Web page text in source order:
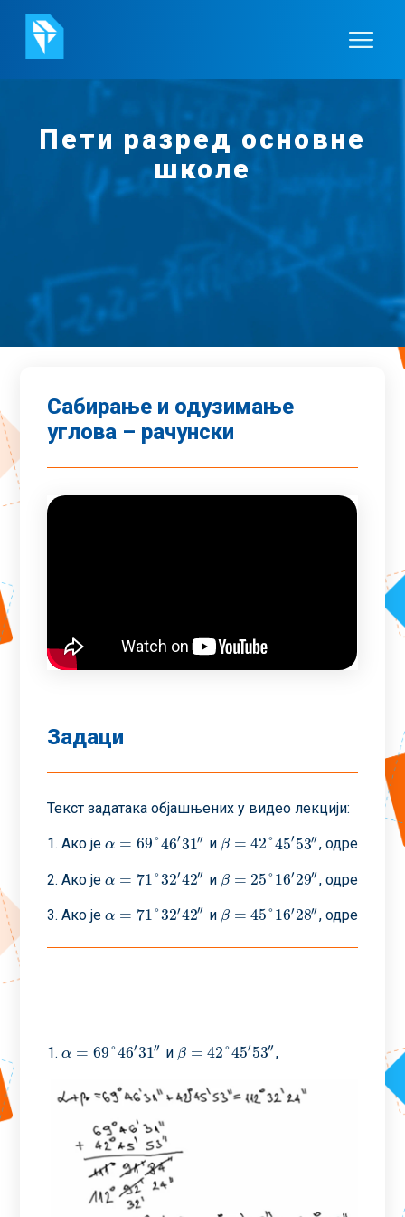
Пети разред основне
школе
Сабирање и одузимање
углова – рачунски
Задаци
Текст задатака објашњених у видео лекцији:
1. Ако јеα = 69˚46′31′′
α=69˚46′31″ и β = 42˚45′ 53′′
β=42˚45′53″ , одредити α
2. Ако јеα = 71˚32′42′′
α=71˚32′42″ и β = 25˚16′ 29′′
β=25˚16 ′29″ , одредити
3. Ако јеα = 71˚32′42′′
α=71˚32′42″ и β = 45˚16′ 28′′
β=45˚16 ′28″ , одреди
1.α = 69˚46′31′′
α=69˚46′31″ и β = 42˚45′ 53′′
β=42˚45′53″ ,